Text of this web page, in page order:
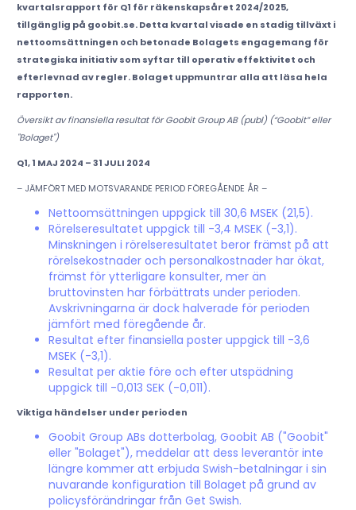
kvartalsrapport för Q1 för räkenskapsåret 2024/2025,
tillgänglig på goobit.se. Detta kvartal visade en stadig tillväxt i
nettoomsättningen och betonade Bolagets engagemang för
strategiska initiativ som syftar till operativ effektivitet och
efterlevnad av regler. Bolaget uppmuntrar alla att läsa hela
rapporten.
Översikt av finansiella resultat för Goobit Group AB (publ) (“Goobit” eller
"Bolaget")
Q1, 1 MAJ 2024 – 31 JULI 2024
– JÄMFÖRT MED MOTSVARANDE PERIOD FÖREGÅENDE ÅR –
Nettoomsättningen uppgick till 30,6 MSEK (21,5).
Rörelseresultatet uppgick till -3,4 MSEK (-3,1).
Minskningen i rörelseresultatet beror främst på att
rörelsekostnader och personalkostnader har ökat,
främst för ytterligare konsulter, mer än
bruttovinsten har förbättrats under perioden.
Avskrivningarna är dock halverade för perioden
jämfört med föregående år.
Resultat efter finansiella poster uppgick till -3,6
MSEK (-3,1).
Resultat per aktie före och efter utspädning
uppgick till -0,013 SEK (-0,011).
Viktiga händelser under perioden
Goobit Group ABs dotterbolag, Goobit AB ("Goobit"
eller "Bolaget"), meddelar att dess leverantör inte
längre kommer att erbjuda Swish-betalningar i sin
nuvarande konfiguration till Bolaget på grund av
policysförändringar från Get Swish.